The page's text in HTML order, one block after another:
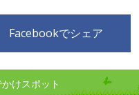
Facebookでシェア
けスポット